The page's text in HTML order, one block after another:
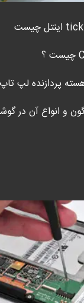
پردازنده لپ تاپ
و انواع آن در